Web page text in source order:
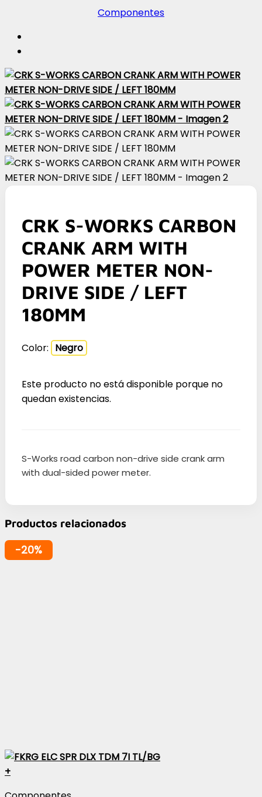
Componentes
CRK S-WORKS CARBON
CRANK ARM WITH
POWER METER NON-
DRIVE SIDE / LEFT
180MM
Color: Negro
Este producto no está disponible porque no
quedan existencias.
S-Works road carbon non-drive side crank arm
with dual-sided power meter.
Productos relacionados
-20%
+